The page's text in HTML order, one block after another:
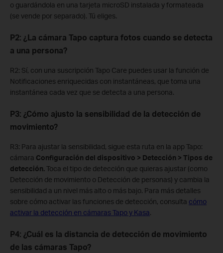
o guardándola en una tarjeta microSD instalada y formateada
(se vende por separado). Tú eliges.
P2: ¿La cámara Tapo captura fotos cuando se detecta
a una persona?
R2: Sí, con una suscripción Tapo Care puedes usar la función de
Notificaciones enriquecidas con instantáneas, que toma una
instantánea cada vez que se detecta a una persona.
P3: ¿Cómo ajusto la sensibilidad de la detección de
movimiento?
R3: Para ajustar la sensibilidad, sigue esta ruta en la app Tapo:
cámara Configuración del dispositivo > Detección > Tipos de
detección.Toca el tipo de detección que quieras ajustar (como
Detección de movimiento o Detección de personas) y cambia la
sensibilidad a un nivel más alto o más bajo. Para más detalles
sobre cómo activar las funciones de detección, consulta cómo
activar la detección en cámaras Tapo y Kasa.
P4: ¿Cuál es la distancia de detección de movimiento
de las cámaras Tapo?